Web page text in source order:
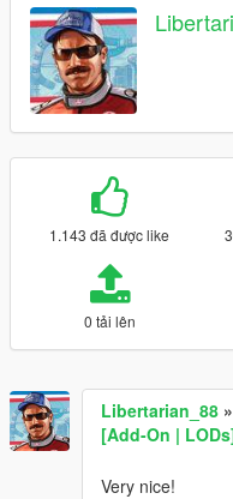
1.143 đã được like
0 tải lên
Libertarian_88 »
[Add-On |
Very nice!